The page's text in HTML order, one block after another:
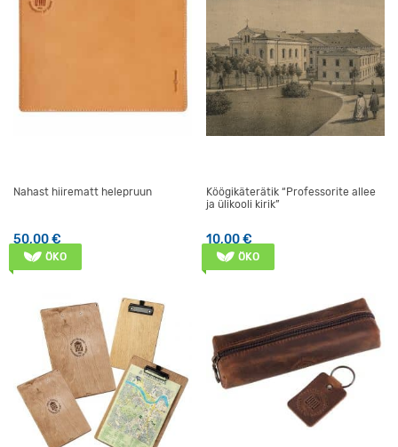
Nahast hiirematt helepruun
50,00€
Köögikäterätik “Professorite allee
ja ülikooli kirik”
10,00€
ÖKO ÖKO